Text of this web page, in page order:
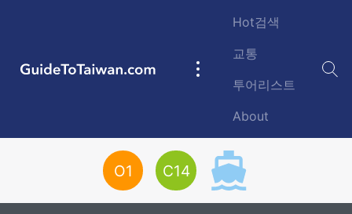
GuideToTaiwan.com
Main
Hot검색
교통
투어리스트
About
O1 C14